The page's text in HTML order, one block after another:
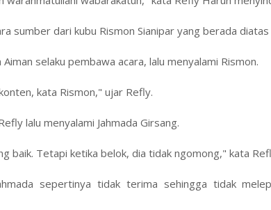
sumber dari kubu Rismon Sianipar yang berada
selaku pembawa acara, lalu menyalami Rismon.
kata Rismon," ujar Refly.
lalu menyalami Jahmada Girsang.
baik. Tetapi ketika belok, dia tidak ngomong," kata
sepertinya tidak terima sehingga tidak